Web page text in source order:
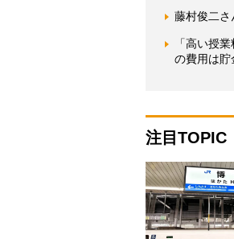
藤村俊二さ
「高い授
の費用は貯
注目TOPIC